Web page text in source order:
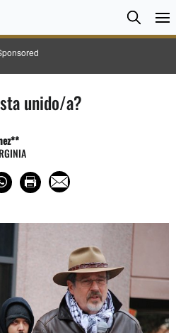
Search
unido/a?